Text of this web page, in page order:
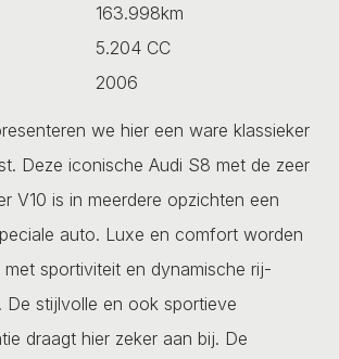
163.998km
5.204 CC
2006
we hier een ware klassieker
Deze iconische Audi S8 met de zeer
V10 is in meerdere opzichten een
auto. Luxe en comfort worden
sportiviteit en dynamische rij-
De stijlvolle en ook sportieve
draagt hier zeker aan bij. De